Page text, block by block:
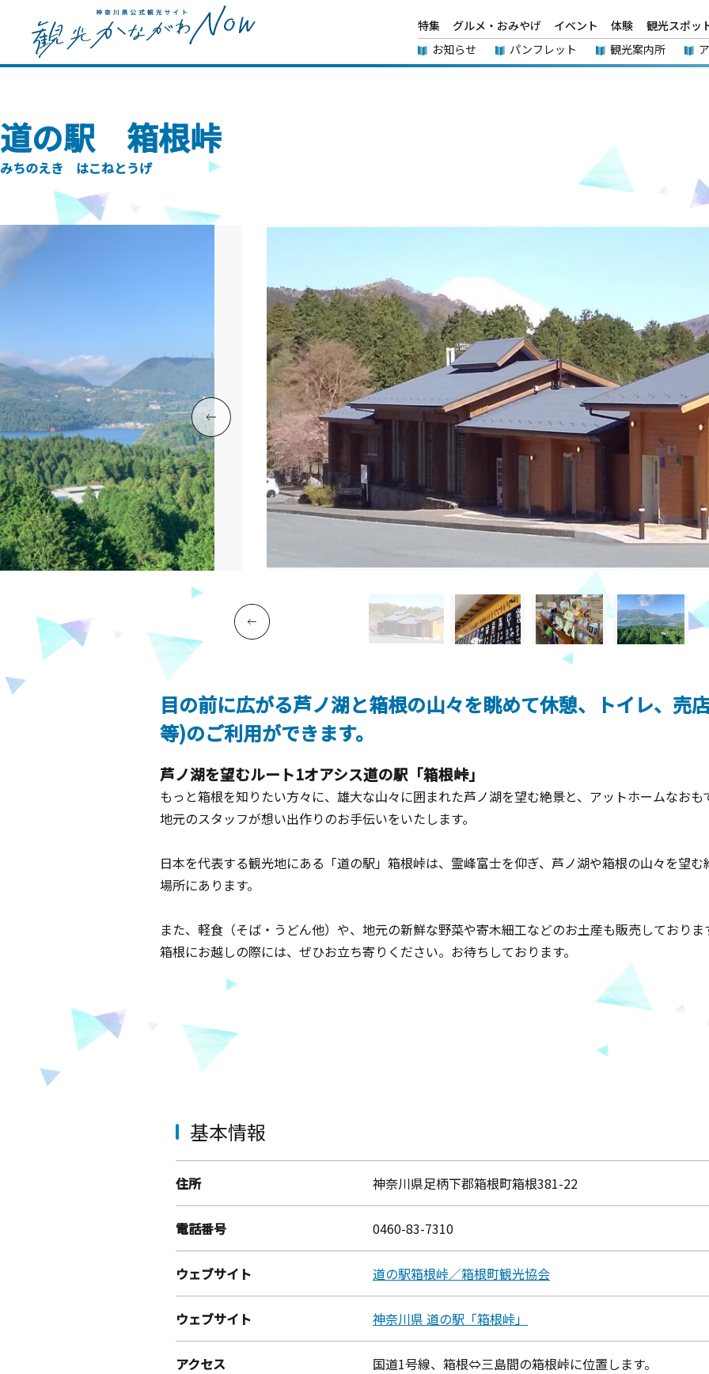
特集 グルメ・おみやげ イベント 体験
観光スポッ
お知らせ
パンフレット 観光案内所
道の駅 箱根峠
みちのえき はこねとうげ
目の前に広がる芦ノ湖と箱根の山々を眺めて休憩、トイレ、売
等)のご利用ができます。
芦ノ湖を望むルート1オアシス道の駅「箱根峠」
もっと箱根を知りたい方々に、雄大な山々に囲まれた芦ノ湖を望む絶景と、アットホームなおも
地元のスタッフが想い出作りのお手伝いをいたします。
日本を代表する観光地にある「道の駅」箱根峠は、霊峰富士を仰ぎ、芦ノ湖や箱根の山々を望む
場所にあります。
また、軽食（そば・うどん他）や、地元の新鮮な野菜や寄木細工などのお土産も販売しておりま
箱根にお越しの際には、ぜひお立ち寄りください。お待ちしております。
基本情報
住所 神奈川県足柄下郡箱根町箱根381-22
電話番号 0460-83-7310
ウェブサイト 道の駅箱根峠／箱根町観光協会
ウェブサイト 神奈川県 道の駅「箱根峠」
アクセス 国道1号線、箱根⇔三島間の箱根峠に位置します。